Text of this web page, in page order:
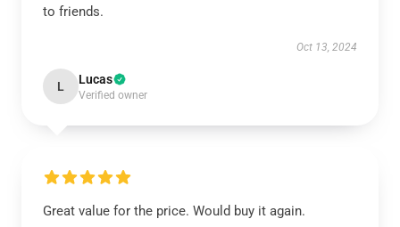
to friends.
Oct 13, 2024
L Lucas
Verified owner
Great value for the price. Would buy it again.